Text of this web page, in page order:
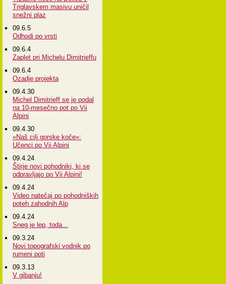
Triglavskem masivu uničil
snežni plaz
09.6.5
Odhodi po vrsti
09.6.4
Zaplet pri Michelu Dimitrieffu
09.6.4
Ozadje projekta
09.4.30
Michel Dimitrieff se je podal
na 10-mesečno pot po Vii
Alpini
09.4.30
«Naš cilj gorske koče»:
Učenci po Vii Alpini
09.4.24
Štirje novi pohodniki, ki se
odpravljajo po Vii Alpini!
09.4.24
Video natečaj po pohodniških
poteh zahodnih Alp
09.4.24
Sneg je lep, toda...
09.3.24
Novi topografski vodnik po
rumeni poti
09.3.13
V gibanju!